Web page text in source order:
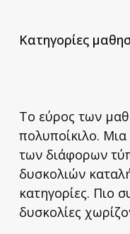
Κατηγορίες
Το εύρος των
πολυποίκιλο.
των διάφορων
δυσκολιών
κατηγορίες. Πιο
δυσκολίες